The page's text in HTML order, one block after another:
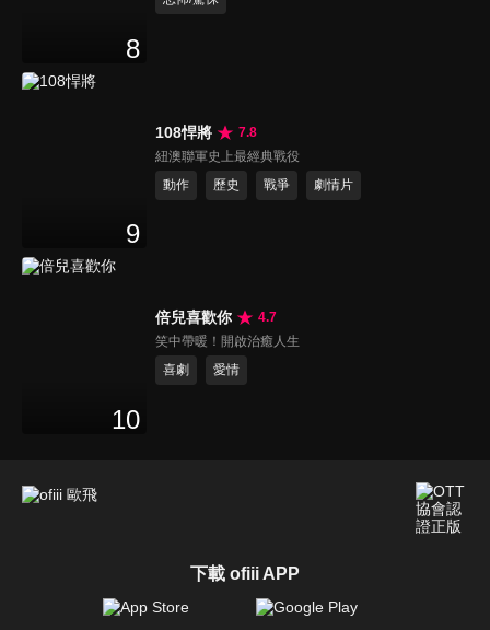
8
9
108悍將
7.8
紐澳聯軍史上最經典戰役
動作
歷史 戰爭 劇情片
10
倍兒喜歡你
4.7
笑中帶暖！開啟治癒人生
喜劇
愛情
下載 ofiii APP